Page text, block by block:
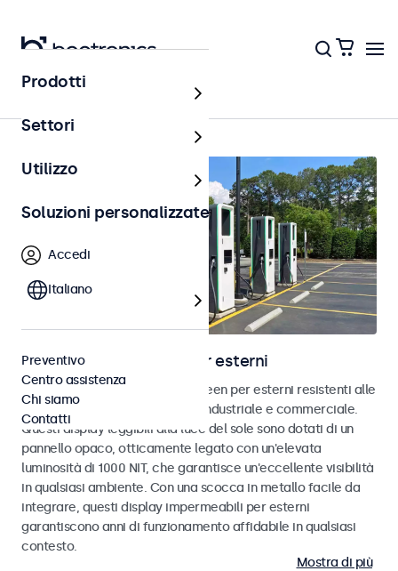
Home
Monitor touchscreen per esterni
Scopri i nostri monitor touchscreen per esterni resistenti alle
intemperie, progettati per uso industriale e commerciale.
Questi display leggibili alla luce del sole sono dotati di un
pannello opaco, otticamente legato con un'elevata
luminosità di 1000 NIT, che garantisce un'eccellente visibilità
in qualsiasi ambiente. Con una scocca in metallo facile da
integrare, questi display impermeabili per esterni
garantiscono anni di funzionamento affidabile in qualsiasi
contesto.
Mostra di più
Prodotti
Settori
Utilizzo
Soluzioni personalizzate
Accedi
Italiano
Preventivo
Centro assistenza
Chi siamo
Contatti